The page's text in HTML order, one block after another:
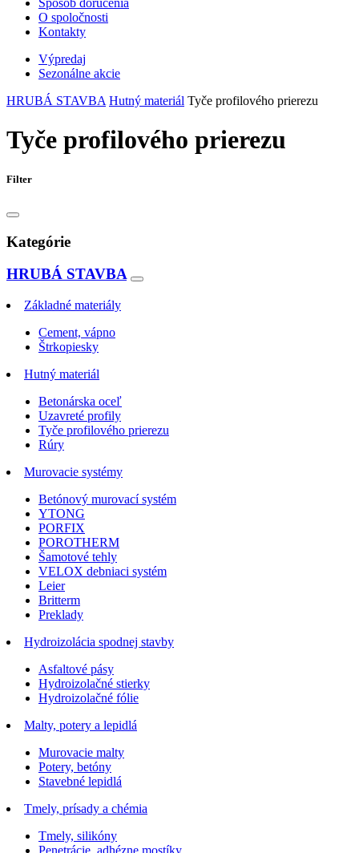
Spôsob doručenia
O spoločnosti
Kontakty
Výpredaj
Sezonálne akcie
HRUBÁ STAVBA Hutný materiál Tyče profilového prierezu
Tyče profilového prierezu
Filter
Kategórie
HRUBÁ STAVBA
Základné materiály
Cement, vápno
Štrkopiesky
Hutný materiál
Betonárska oceľ
Uzavreté profily
Tyče profilového prierezu
Rúry
Murovacie systémy
Betónový murovací systém
YTONG
PORFIX
POROTHERM
Šamotové tehly
VELOX debniaci systém
Leier
Britterm
Preklady
Hydroizolácia spodnej stavby
Asfaltové pásy
Hydroizolačné stierky
Hydroizolačné fólie
Malty, potery a lepidlá
Murovacie malty
Potery, betóny
Stavebné lepidlá
Tmely, prísady a chémia
Tmely, silikóny
Penetrácie, adhézne mostíky